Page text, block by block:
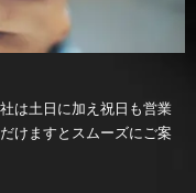
は土日に加え祝日も営業
けますとスムーズにご案